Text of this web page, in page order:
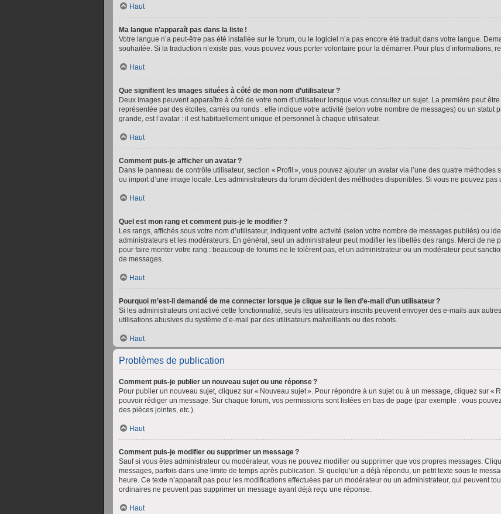
Haut
Ma langue n’apparaît pas dans la liste !
Votre langue n’a peut-être pas été installée sur le forum, ou le logiciel n’a pas encore été traduit dans votre langue.
souhaitée. Si la traduction n’existe pas, vous pouvez vous porter volontaire pour la démarrer. Pour plus d’informations,
Haut
Que signifient les images situées à côté de mon nom d’utilisateur ?
Deux images peuvent apparaître à côté de votre nom d’utilisateur lorsque vous consultez un sujet. La première peut
représentée par des étoiles, carrés ou ronds : elle indique votre activité (selon votre nombre de messages) ou un statut
grande, est l’avatar : il est habituellement unique et personnel à chaque utilisateur.
Haut
Comment puis-je afficher un avatar ?
Dans le panneau de contrôle utilisateur, section « Profil », vous pouvez ajouter un avatar via l’une des quatre méthodes
ou import d’une image locale. Les administrateurs du forum décident des méthodes disponibles. Si vous ne pouvez pas
Haut
Quel est mon rang et comment puis-je le modifier ?
Les rangs, affichés sous votre nom d’utilisateur, indiquent votre activité (selon votre nombre de messages publiés) ou
administrateurs et les modérateurs. En général, seul un administrateur peut modifier les libellés des rangs. Merci de ne
pour faire monter votre rang : beaucoup de forums ne le tolèrent pas, et un administrateur ou un modérateur peut
de messages.
Haut
Pourquoi m’est-il demandé de me connecter lorsque je clique sur le lien d’e-mail d’un utilisateur ?
Si les administrateurs ont activé cette fonctionnalité, seuls les utilisateurs inscrits peuvent envoyer des e-mails aux
utilisations abusives du système d’e-mail par des utilisateurs malveillants ou des robots.
Haut
Problèmes de publication
Comment puis-je publier un nouveau sujet ou une réponse ?
Pour publier un nouveau sujet, cliquez sur « Nouveau sujet ». Pour répondre à un sujet ou à un message, cliquez sur «
pouvoir rédiger un message. Sur chaque forum, vos permissions sont listées en bas de page (par exemple : vous
des pièces jointes, etc.).
Haut
Comment puis-je modifier ou supprimer un message ?
Sauf si vous êtes administrateur ou modérateur, vous ne pouvez modifier ou supprimer que vos propres messages.
messages, parfois dans une limite de temps après publication. Si quelqu’un a déjà répondu, un petit texte sous le
heure. Ce texte n’apparaît pas pour les modifications effectuées par un modérateur ou un administrateur, qui peuvent
ordinaires ne peuvent pas supprimer un message ayant déjà reçu une réponse.
Haut